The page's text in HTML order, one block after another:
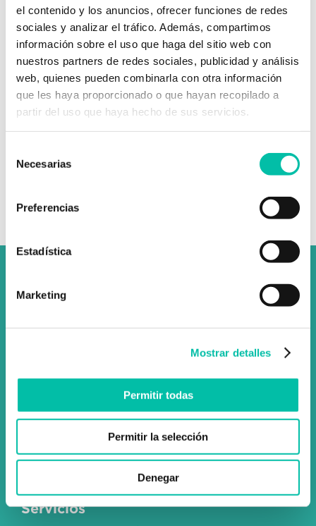
el contenido y los anuncios, ofrecer funciones de redes
sociales y analizar el tráfico. Además, compartimos
información sobre el uso que haga del sitio web con
nuestros partners de redes sociales, publicidad y análisis
web, quienes pueden combinarla con otra información
que les haya proporcionado o que hayan recopilado a
partir del uso que haya hecho de sus servicios.
Necesarias
Preferencias
Estadística
Marketing
Mostrar detalles
Permitir todas
Permitir la selección
Denegar
Recibir comunicaciones y novedades sobre Fixus
Una vez finalices tu compra, revisa tu bandeja
de entrada: te enviaremos un enlace para que
Instagram
Facebook
Servicios